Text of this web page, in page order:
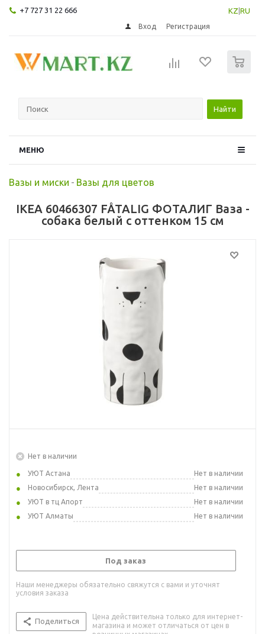
+7 727 31 22 666 KZ RU
Вход Регистрация
Найти
МЕНЮ
Вазы и миски - Вазы для цветов
IKEA 60466307 FÅTALIG ФОТАЛИГ Ваза -
собака белый с оттенком 15 см
Нет в наличии
УЮТ Астана
Нет в наличии
Новосибирск, Лента
Нет в наличии
УЮТ в тц Апорт
Нет в наличии
УЮТ Алматы
Нет в наличии
Под заказ
Наши менеджеры обязательно свяжутся с вами и уточнят
условия заказа
Поделиться
Цена действительна только для интернет-
магазина и может отличаться от цен в